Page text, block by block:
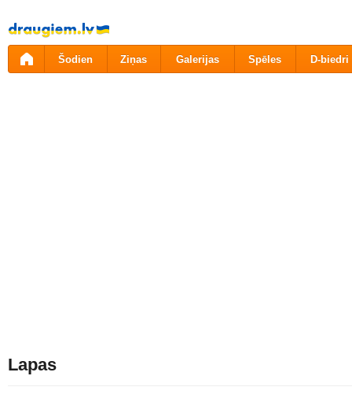
Pāriet
uz
saturu
Šodien Ziņas Galerijas Spēles D-biedri
Lapas